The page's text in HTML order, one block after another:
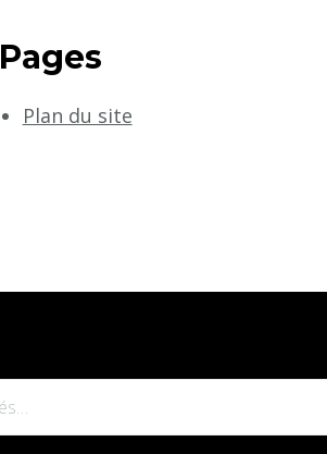
Pages
Plan du site